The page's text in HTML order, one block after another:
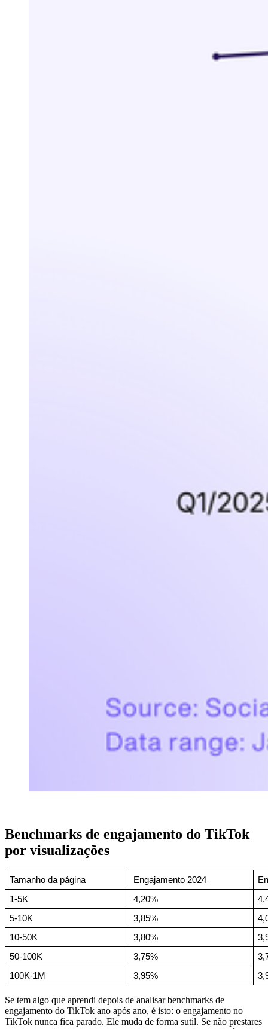
Benchmarks de engajamento do TikTok
por visualizações
Tamanho da página Engajamento 2024
1-5K
4,20%
5-10K
3,85%
10-50K
3,80%
50-100K
3,75%
100K-1M
3,95%
Se tem algo que aprendi depois de analisar benchmarks de
engajamento do TikTok ano após ano, é isto: o engajamento no
TikTok nunca fica parado. Ele muda de forma sutil. Se não prestares